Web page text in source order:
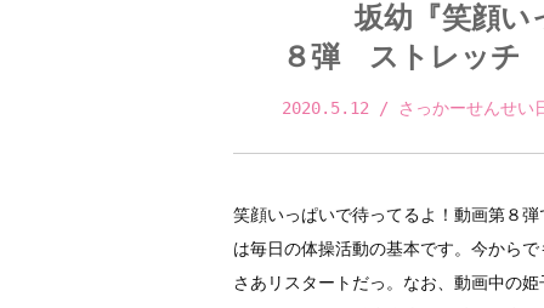
坂幼『笑顔い
８弾 ストレッチ
2020.5.12 / さっかーせんせい
笑顔いっぱいで待ってるよ！動画第８
は毎日の体操活動の基本です。今から
さあリスタートだっ。なお、動画中の